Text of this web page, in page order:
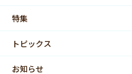
特集
トピックス
お知らせ